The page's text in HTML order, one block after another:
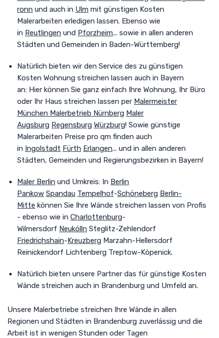
ronn und auch in Ulm mit günstigen Kosten
Malerarbeiten erledigen lassen. Ebenso wie
in Reutlingen und Pforzheim... sowie in allen anderen
Städten und Gemeinden in Baden-Württemberg!
Natürlich bieten wir den Service des zu günstigen
Kosten Wohnung streichen lassen auch in Bayern
an: Hier können Sie ganz einfach Ihre Wohnung, Ihr Büro
oder Ihr Haus streichen lassen per Malermeister
München Malerbetrieb Nürnberg Maler
Augsburg Regensburg Würzburg! Sowie günstige
Malerarbeiten Preise pro qm finden auch
in Ingolstadt Fürth Erlangen... und in allen anderen
Städten, Gemeinden und Regierungsbezirken in Bayern!
Maler Berlin und Umkreis: In Berlin
Pankow Spandau Tempelhof-Schöneberg Berlin-
Mitte können Sie Ihre Wände streichen lassen von Profis
- ebenso wie in Charlottenburg-
Wilmersdorf Neukölln Steglitz-Zehlendorf
Friedrichshain-Kreuzberg Marzahn-Hellersdorf
Reinickendorf Lichtenberg Treptow-Köpenick.
Natürlich bieten unsere Partner das für günstige Kosten
Wände streichen auch in Brandenburg und Umfeld an.
Unsere Malerbetriebe streichen Ihre Wände in allen
Regionen und Städten in Brandenburg zuverlässig und die
Arbeit ist in wenigen Stunden oder Tagen